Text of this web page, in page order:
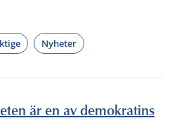
Nyheter
är en av demokratins